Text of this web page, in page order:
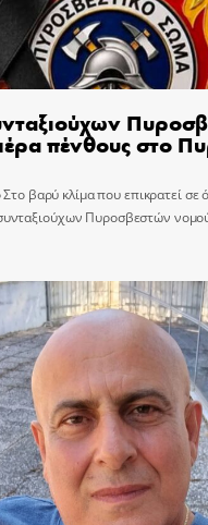
πένθους στο
Στο βαρύ κλίμα που επικρατεί σε
Πυροσβεστών